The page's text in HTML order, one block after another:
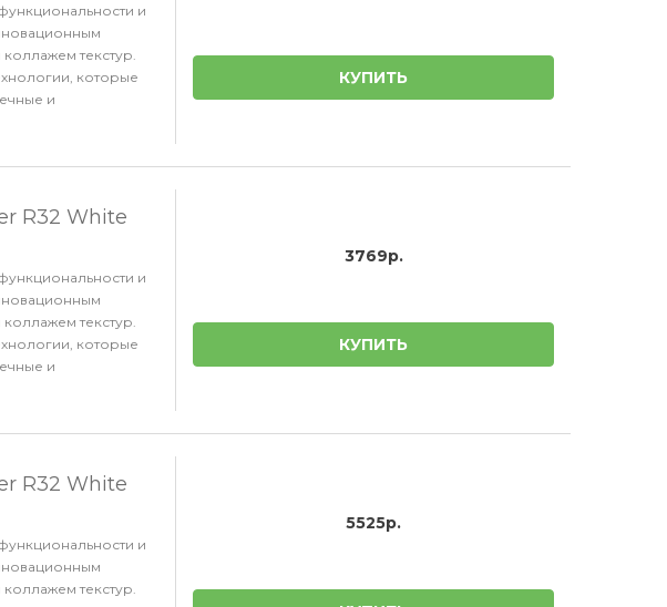
и
текстур.
которые
и
КУПИТЬ
R32 White
и
текстур.
которые
и
3769р.
КУПИТЬ
R32 White
и
текстур.
5525р.